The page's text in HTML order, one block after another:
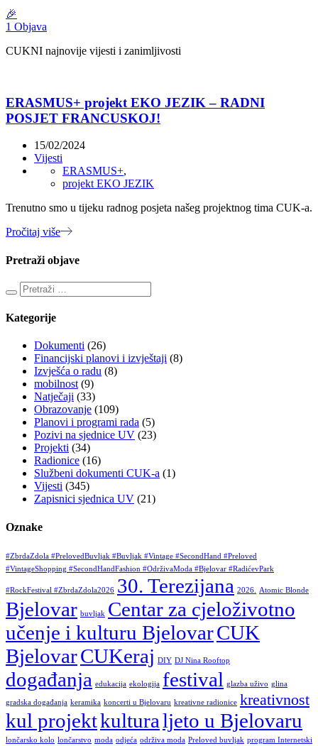
🎉
1 Objava
CUKNI najnovije vijesti i zanimljivosti
ERASMUS+ projekt EKO JEZIK – RADNI
POSJET FRANCUSKOJ!
15/02/2024
Vijesti
ERASMUS+,
projekt EKO JEZIK
Trenutno smo u tijeku radnog posjeta našeg projektnog tima CUK-a.
Pročitaj više
Pretraži objave
Kategorije
Dokumenti (26)
Financijski planovi i izvještaji (8)
Izvješća o radu (8)
mobilnost (9)
Natječaji (33)
Obrazovanje (109)
Planovi i programi rada (5)
Pozivi na sjednice UV (23)
Projekti (34)
Radionice (16)
Službeni dokumenti CUK-a (1)
Vijesti (345)
Zapisnici sjednica UV (21)
Oznake
#ZbrdaZdola #PrelovedBuvljak #Buvljak #Vintage #SecondHand #Preloved
#VintageShopping #SecondHandFashion #OdrživaModa #Bjelovar #RadićevPark
#RockFestival #ZbrdaZdola2026 30. Terezijana 2026. Atomic Blonde
Bjelovar buvljak Centar za cjeloživotno
učenje i kulturu BjelovarCUK
BjelovarCUKeraj DIY DJ Nina Rooftop
događanja edukacija ekologija festival glazba uživo glina
gradska događanja keramika koncerti u Bjelovaru kreativne radionice kreativnost
kul projektkulturaljeto u Bjelovaru
lončarsko kolo lončarstvo moda odjeća održiva moda Preloved buvljak program Internetski